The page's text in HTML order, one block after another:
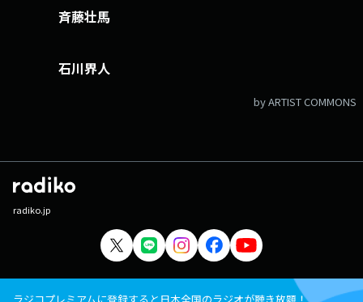
アを募集します。これぞというものを１枚とって公式サイトにアップしま
す。見てみたいポーズや、○○をしているときの写真というテーマをお待
な気がする感じのいろいろな名言をご紹介していくコーナー。皆さんから
なたの中のダ名言を送ってください。 ダメクエスチョン リスナーさ
事』をみんなで改めて認識していくコーナーです。 こいつら言ってま
した いろんなことを言いっぱなしで放置するという、無責任極まりない
パーソナリティである斉藤壮馬と石川界人。 そんな二人が有言不実行の
ままにしている様々なタスクを、二人より番組のことを覚えているであろ
行な物の数々、DJCDやアーカイブを聞いて送って下さいね。お待ちして
います。 ダメラジの次の企画を決めるのは、あなたのチクリメールかも
の口癖にちなんで、石川界人がいろんなパターンの「っすね～」をニュア
斉藤壮馬
石川界人
by ARTIST COMMONS
radiko.jp